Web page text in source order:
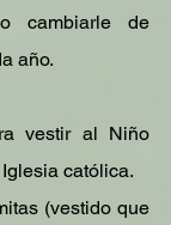
cambiarle de
año.
vestir al Niño
católica.
(vestido que